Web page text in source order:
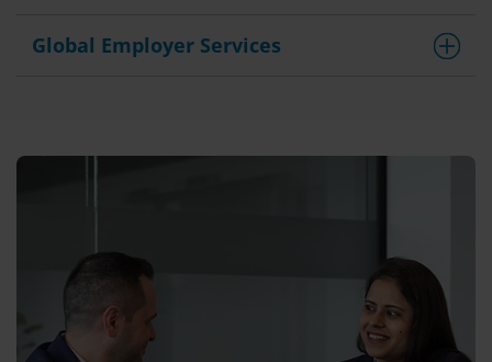
Global Employer Services